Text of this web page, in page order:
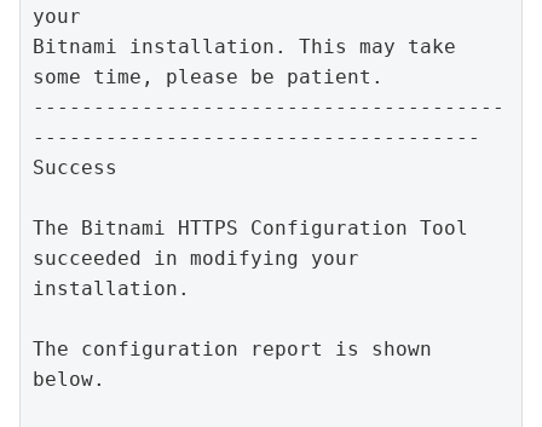
your
Bitnami installation. This may take
some time, please be patient.
---------------------------------------
-------------------------------------
Success
The Bitnami HTTPS Configuration Tool
succeeded in modifying your
installation.
The configuration report is shown
below.